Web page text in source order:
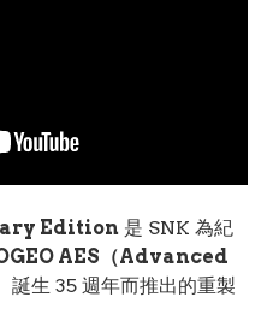
Edition 是 SNK 為紀
AES（Advanced
誕生 35 週年而推出的重製